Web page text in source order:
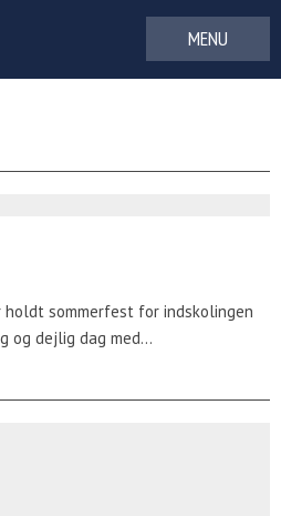
holdt sommerfest for indskolingen
og dejlig dag med…